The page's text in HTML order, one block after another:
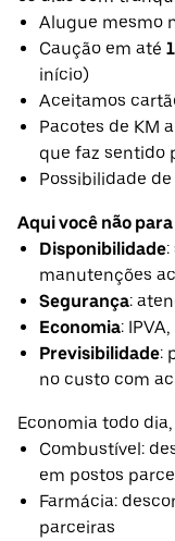
Alugue mesmo
Caução em até
início)
Aceitamos
Pacotes de KM
que faz sentido
Possibilidade
Aqui você não
Disponibilidade
manutenções
Segurança:
Economia:
Previsibilidade:
no custo com
Economia todo
Combustível:
em postos
Farmácia:
parceiras